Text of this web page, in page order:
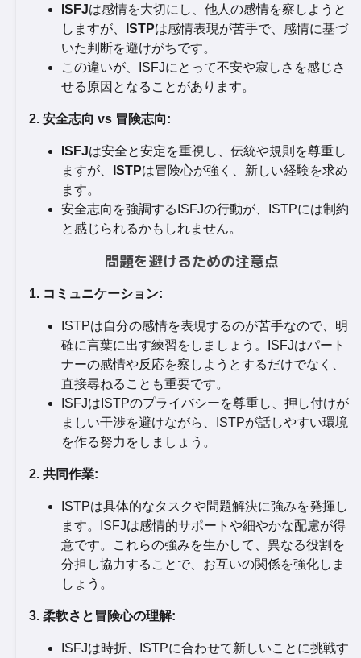
ISFJは感情を大切にし、他人の感情を察しようと
しますが、
ISTPは感情表現が苦手で、感情に基づ
いた判断を避けがちです。
この違いが、ISFJにとって不安や寂しさを感じさ
せる原因となることがあります。
2. 安全志向 vs 冒険志向:
ISFJは安全と安定を重視し、伝統や規則を尊重し
ますが、
ISTPは冒険心が強く、新しい経験を求め
ます。
安全志向を強調するISFJの行動が、ISTPには制約
と感じられるかもしれません。
問題を避けるための注意点
1. コミュニケーション:
ISTPは自分の感情を表現するのが苦手なので、明
確に言葉に出す練習をしましょう。ISFJはパート
ナーの感情や反応を察しようとするだけでなく、
直接尋ねることも重要です。
ISFJはISTPのプライバシーを尊重し、押し付けが
ましい干渉を避けながら、ISTPが話しやすい環境
を作る努力をしましょう。
2. 共同作業:
ISTPは具体的なタスクや問題解決に強みを発揮し
ます。ISFJは感情的サポートや細やかな配慮が得
意です。これらの強みを生かして、異なる役割を
分担し協力することで、お互いの関係を強化しま
しょう。
3. 柔軟さと冒険心の理解:
ISFJは時折、ISTPに合わせて新しいことに挑戦す